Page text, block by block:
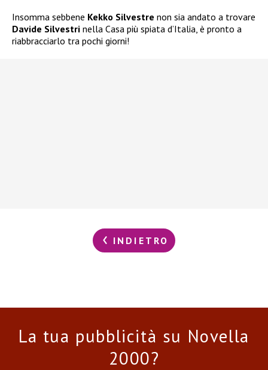
Insomma sebbene Kekko Silvestre non sia andato a trovare
Davide Silvestri nella Casa più spiata d’Italia, è pronto a
riabbracciarlo tra pochi giorni!
INDIETRO
La tua pubblicità su Novella
2000?